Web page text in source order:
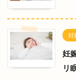
妊
妊
リ